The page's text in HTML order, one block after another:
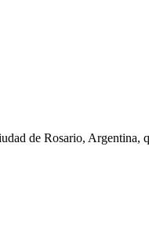
de Rosario,